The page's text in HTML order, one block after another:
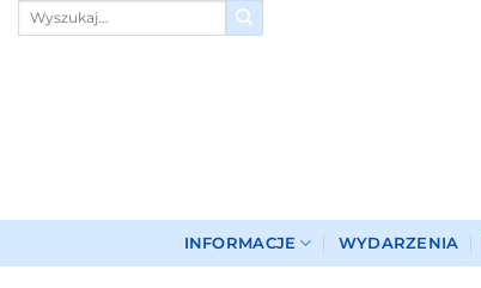
Przewiń
INFORMACJE WYDARZENIA